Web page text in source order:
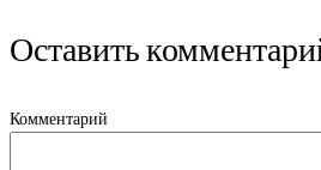
в
новом
Facebook.
(Открывается
в
новом
Оставить
Комментарий